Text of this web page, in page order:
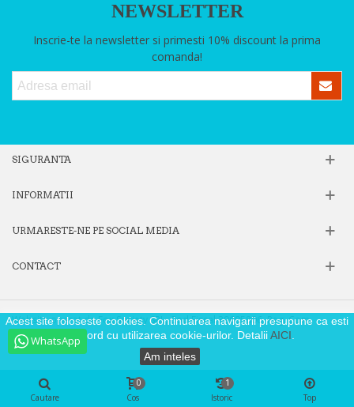
WhatsApp
NEWSLETTER
Inscrie-te la newsletter si primesti 10% discount la prima
comanda!
SIGURANTA
INFORMATII
URMARESTE-NE PE SOCIAL MEDIA
CONTACT
Acest site foloseste cookies. Continuarea navigarii presupune ca esti
de acord cu utilizarea cookie-urilor. DetaliiAICI
Am inteles
Website operat de Fox Society SRL, Cod Fiscal 39605806, Reg. Com.
J40/9871/2018
Cautare Cos
0
Istoric
1
Top